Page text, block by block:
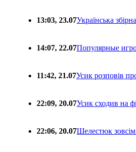
13:03, 23.07Українська
14:07, 22.07Популярные
11:42, 21.07Усик розповів
22:09, 20.07Усик сходив на
22:06, 20.07Шелестюк